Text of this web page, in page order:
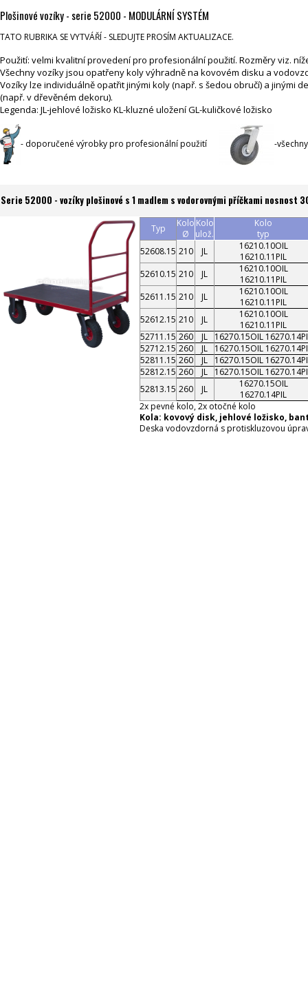
Plošinové vozíky - serie 52000 - MODULÁRNÍ SYSTÉM
TATO RUBRIKA SE VYTVÁŘÍ - SLEDUJTE PROSÍM AKTUALIZACE.
Použití: velmi kvalitní provedení pro profesionální použití. Rozměry viz.
Všechny vozíky jsou opatřeny koly výhradně na kovovém disku a
Vozíky lze individuálně opatřit jinými koly (např. s šedou obručí) a jinými
(např. v dřevěném dekoru).
Legenda: JL-jehlové ložisko KL-kluzné uložení GL-kuličkové ložisko
- doporučené výrobky pro profesionální použití -
Serie 52000 - vozíky plošinové s 1 madlem s vodorovnými příčkami nosnost
Typ
Kolo
Ø
Kolo
ulož.
Kolo
typ
52608.15 210 JL
16210.10OIL
16210.11PIL
52610.15 210 JL
16210.10OIL
16210.11PIL
52611.15 210 JL
16210.10OIL
16210.11PIL
52612.15 210 JL
16210.10OIL
16210.11PIL
52711.15 260 JL
16270.15OIL
52712.15 260 JL
16270.15OIL
52811.15 260 JL
16270.15OIL
52812.15 260 JL
16270.15OIL
52813.15 260 JL
16270.15OIL
16270.14PIL
2x pevné kolo, 2x otočné kolo
Kola: kovový disk, jehlové ložisko,
Deska vodovzdorná s protiskluzovou